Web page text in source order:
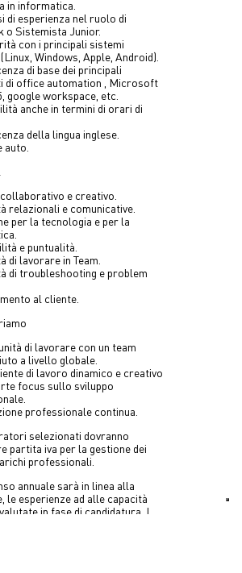
in informatica.
di esperienza nel ruolo di
o Sistemista Junior.
con i principali sistemi
Windows, Apple, Android).
di base dei principali
di office automation , Microsoft
google workspace, etc.
anche in termini di orari di
della lingua inglese.
auto.
e creativo.
relazionali e comunicative.
per la tecnologia e per la
e puntualità.
di lavorare in Team.
di troubleshooting e problem
al cliente.
di lavorare con un team
a livello globale.
di lavoro dinamico e creativo
focus sullo sviluppo
professionale continua.
selezionati dovranno
partita iva per la gestione dei
professionali.
annuale sarà in linea alla
le esperienze ad alle capacità
in fase di candidatura. I